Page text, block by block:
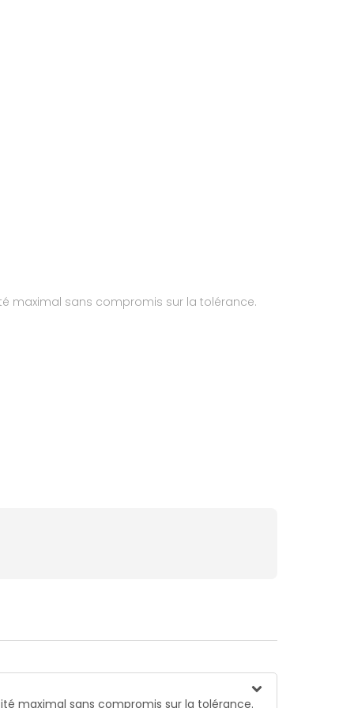
maximal sans compromis sur la tolérance.
maximal sans compromis sur la tolérance.